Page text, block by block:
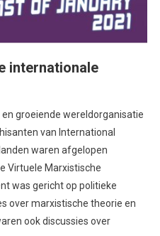
internationale
groeiende wereldorganisatie
van International
waren afgelopen
Virtuele Marxistische
was gericht op politieke
over marxistische theorie en
ook discussies over